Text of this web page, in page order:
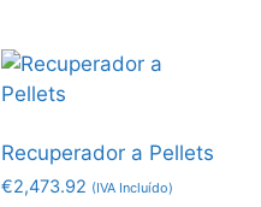
Recuperador a Pellets
€2,473.92 (IVA Incluído)